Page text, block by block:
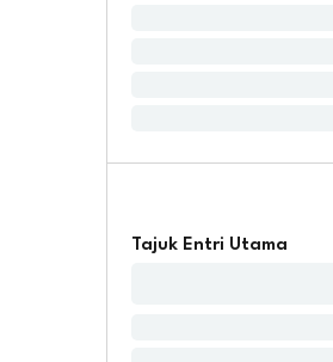
Tajuk Entri Utama